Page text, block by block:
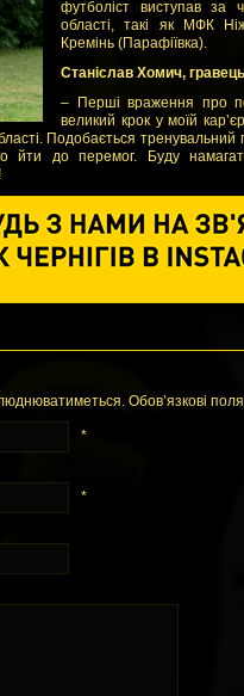
футболіст виступав за
області, такі як МФК
Кремінь (Парафіївка).
Станіслав Хомич,
– Перші враження про
великий крок у моїй
Подобається тренувальний
йти до перемог. Буду
Обов’язкові поля
*
*